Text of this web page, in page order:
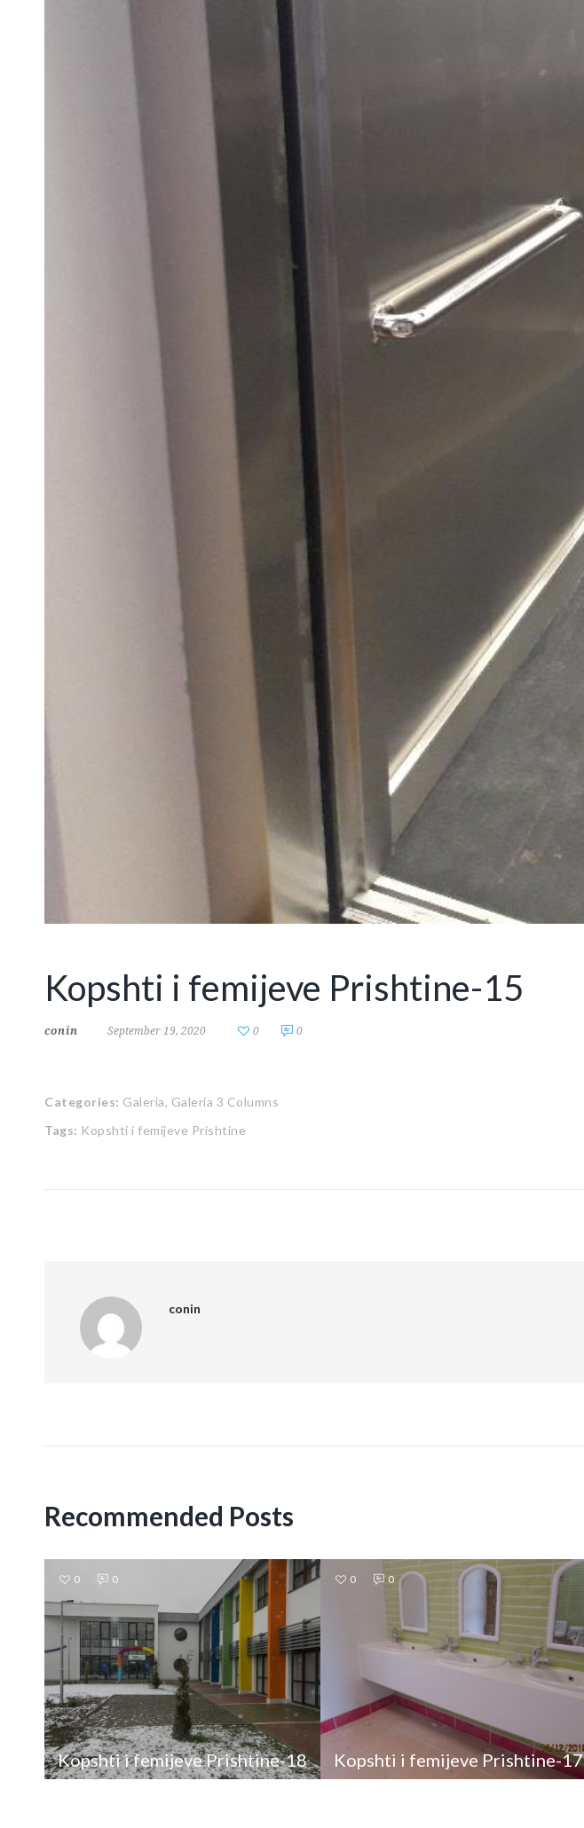
Kopshti i femijeve Prishtine-15
conin September 19, 2020 0 0
Categories: Galeria, Galeria 3 Columns
Tags: Kopshti i femijeve Prishtine
conin
Recommended Posts
0 0
Kopshti i femijeve Prishtine-18
0 0
Kopshti i femijeve Prishtine-17